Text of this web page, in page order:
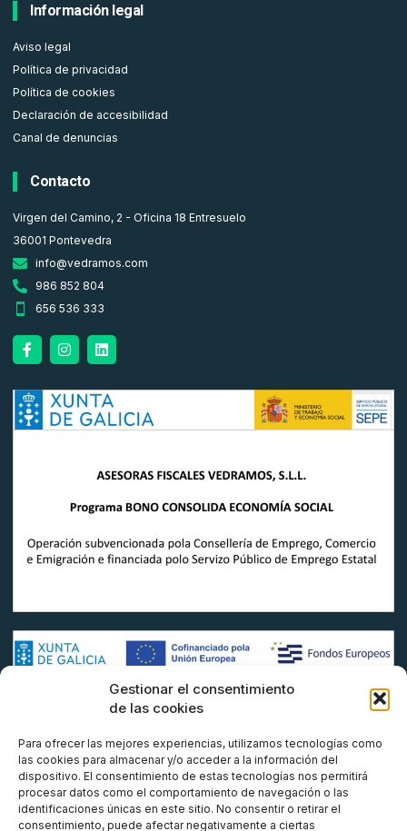
Gestionar el consentimiento
de las cookies
Para ofrecer las mejores experiencias, utilizamos tecnologías como
las cookies para almacenar y/o acceder a la información del
dispositivo. El consentimiento de estas tecnologías nos permitirá
procesar datos como el comportamiento de navegación o las
identificaciones únicas en este sitio. No consentir o retirar el
consentimiento, puede afectar negativamente a ciertas
Información legal
Aviso legal
Política de privacidad
Política de cookies
Declaración de accesibilidad
Canal de denuncias
Contacto
Virgen del Camino, 2 - Oficina 18 Entresuelo
36001 Pontevedra
info@vedramos.com
986 852 804
656 536 333